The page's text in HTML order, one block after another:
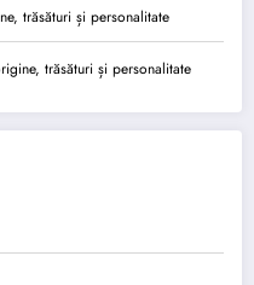
trăsături și personalitate
trăsături și personalitate